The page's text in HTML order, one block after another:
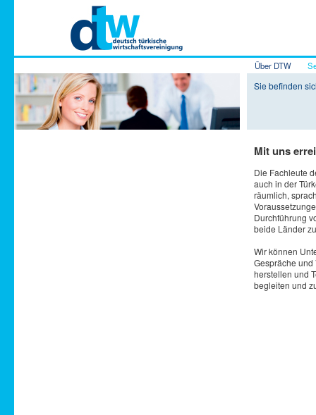
Zum Inhalt
Zum
Über DTW
Sie befinden
Mit uns
Die Fachleute
auch in der
räumlich,
Durchführung
beide Länder
Wir können
Gespräche
herstellen und
begleiten und